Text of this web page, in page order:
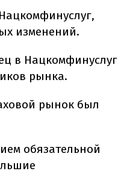
изменений.
в Нацкомфинуслуг
рынка.
рынок был
обязательной